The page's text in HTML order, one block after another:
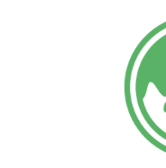
筆器有三個孔，一個
分別可以把鉛筆削成
就可以把不能用的短